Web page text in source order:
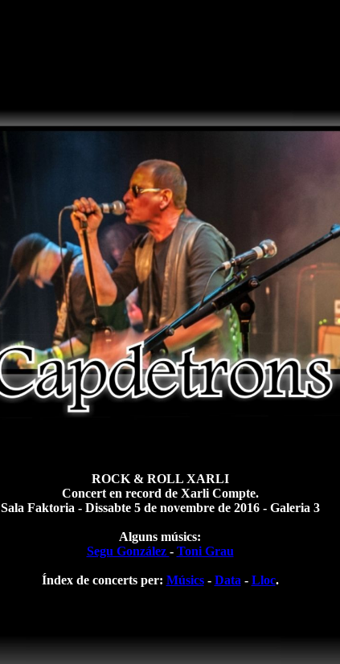
ROCK & ROLL XARLI
Concert en record de Xarli Compte.
Sala Faktoria - Dissabte 5 de novembre de 2016 - Galeria 3
Alguns músics:
Segu González - Toni Grau
Índex de concerts per: Músics- Data - Lloc.